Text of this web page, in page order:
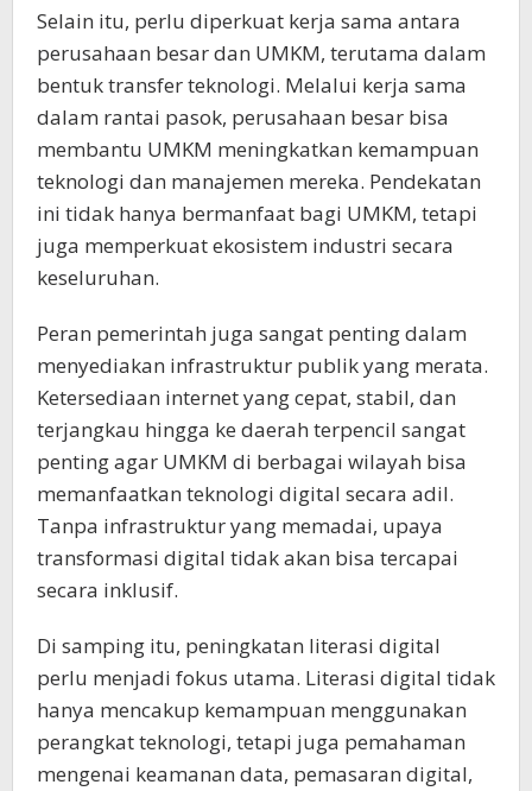
Selain itu, perlu diperkuat kerja sama antara
perusahaan besar dan UMKM, terutama dalam
bentuk transfer teknologi. Melalui kerja sama
dalam rantai pasok, perusahaan besar bisa
membantu UMKM meningkatkan kemampuan
teknologi dan manajemen mereka. Pendekatan
ini tidak hanya bermanfaat bagi UMKM, tetapi
juga memperkuat ekosistem industri secara
keseluruhan.
Peran pemerintah juga sangat penting dalam
menyediakan infrastruktur publik yang merata.
Ketersediaan internet yang cepat, stabil, dan
terjangkau hingga ke daerah terpencil sangat
penting agar UMKM di berbagai wilayah bisa
memanfaatkan teknologi digital secara adil.
Tanpa infrastruktur yang memadai, upaya
transformasi digital tidak akan bisa tercapai
secara inklusif.
Di samping itu, peningkatan literasi digital
perlu menjadi fokus utama. Literasi digital tidak
hanya mencakup kemampuan menggunakan
perangkat teknologi, tetapi juga pemahaman
mengenai keamanan data, pemasaran digital,